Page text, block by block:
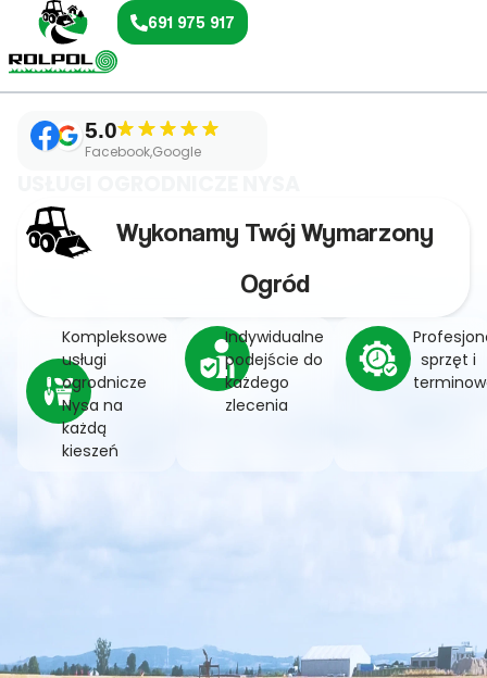
691 975 917
5.0
Facebook,Google
Wykonamy Twój Wymarzony
Ogród
Kompleksowe
usługi
ogrodnicze
Nysa na
każdą
kieszeń
Indywidualne
podejście do
każdego
zlecenia
sprzęt i